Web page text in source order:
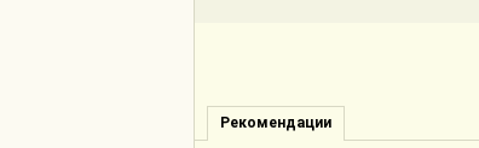
Рекомендации